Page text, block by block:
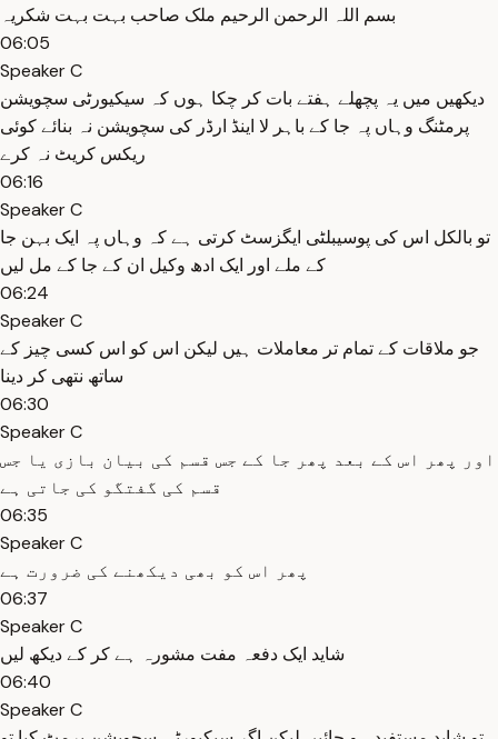
بسم اللہ الرحمن الرحیم ملک صاحب بہت بہت شکریہ
06:05
Speaker C
دیکھیں میں یہ پچھلے ہفتے بات کر چکا ہوں کہ سیکیورٹی سچویشن
پرمٹنگ وہاں پہ جا کے باہر لا اینڈ ارڈر کی سچویشن نہ بنائے کوئی
ریکس کریٹ نہ کرے
06:16
Speaker C
تو بالکل اس کی پوسیبلٹی ایگزسٹ کرتی ہے کہ وہاں پہ ایک بہن جا
کے ملے اور ایک ادھ وکیل ان کے جا کے مل لیں
06:24
Speaker C
جو ملاقات کے تمام تر معاملات ہیں لیکن اس کو اس کسی چیز کے
ساتھ نتھی کر دینا
06:30
Speaker C
اور پھر اس کے بعد پھر جا کے جس قسم کی بیان بازی یا جس
قسم کی گفتگو کی جاتی ہے
06:35
Speaker C
پھر اس کو بھی دیکھنے کی ضرورت ہے
06:37
Speaker C
شاید ایک دفعہ مفت مشورہ ہے کر کے دیکھ لیں
06:40
Speaker C